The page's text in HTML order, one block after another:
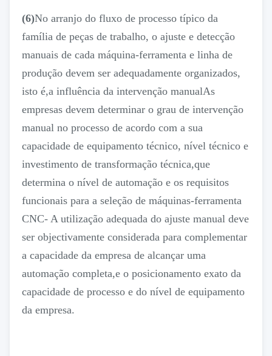
(6)No arranjo do fluxo de processo típico da
família de peças de trabalho, o ajuste e detecção
manuais de cada máquina-ferramenta e linha de
produção devem ser adequadamente organizados,
isto é,a influência da intervenção manualAs
empresas devem determinar o grau de intervenção
manual no processo de acordo com a sua
capacidade de equipamento técnico, nível técnico e
investimento de transformação técnica,que
determina o nível de automação e os requisitos
funcionais para a seleção de máquinas-ferramenta
CNC- A utilização adequada do ajuste manual deve
ser objectivamente considerada para complementar
a capacidade da empresa de alcançar uma
automação completa,e o posicionamento exato da
capacidade de processo e do nível de equipamento
da empresa.